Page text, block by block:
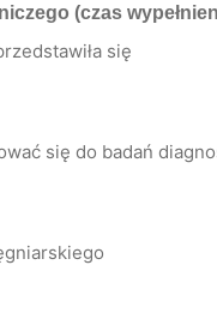
(czas
się
się do badań